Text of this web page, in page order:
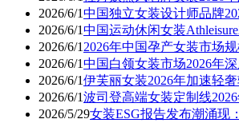
2026/6/1中国独立女装设计师品牌
2026/6/1中国运动休闲女装
2026/6/1 2026年中国孕产女装市场
2026/6/1中国白领女装市场2026年
2026/6/1伊芙丽女装2026年加速轻
2026/6/1波司登高端女装定制线
2026/5/29女装ESG报告发布潮涌现